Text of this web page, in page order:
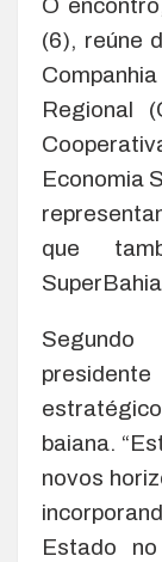
O
(6), reúne
Regional
Economia
que
baiana.
novos
Estado